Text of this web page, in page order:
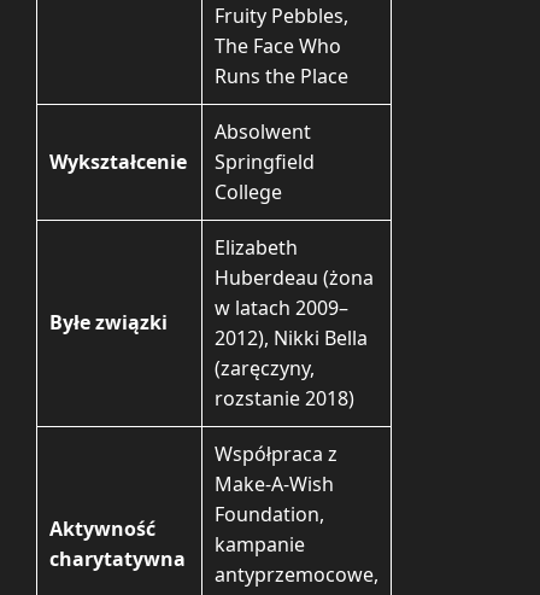
Fruity Pebbles,
The Face Who
Runs the Place
Wykształcenie
Absolwent
Springfield
College
Byłe związki
Elizabeth
Huberdeau (żona
w latach 2009–
2012), Nikki Bella
(zaręczyny,
rozstanie 2018)
Aktywność
charytatywna
Współpraca z
Make-A-Wish
Foundation,
kampanie
antyprzemocowe,